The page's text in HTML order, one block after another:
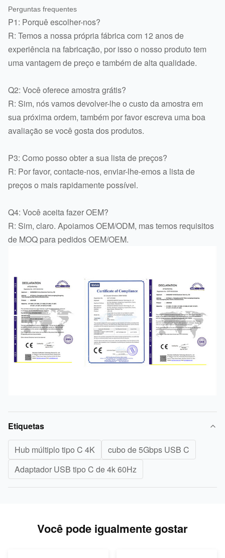
Perguntas frequentes
P1: Porquê escolher-nos?
R: Temos a nossa própria fábrica com 12 anos de
experiência na fabricação, por isso o nosso produto tem
uma vantagem de preço e também de alta qualidade.
Q2: Você oferece amostra grátis?
R: Sim, nós vamos devolver-lhe o custo da amostra em
sua próxima ordem, também por favor escreva uma boa
avaliação se você gosta dos produtos.
P3: Como posso obter a sua lista de preços?
R: Por favor, contacte-nos, enviar-lhe-emos a lista de
preços o mais rapidamente possível.
Q4: Você aceita fazer OEM?
R: Sim, claro. Apoiamos OEM/ODM, mas temos requisitos
de MOQ para pedidos OEM/OEM.
Etiquetas
Hub múltiplo tipo C 4K
cubo de 5Gbps USB C
Adaptador USB tipo C de 4k 60Hz
Você pode igualmente gostar